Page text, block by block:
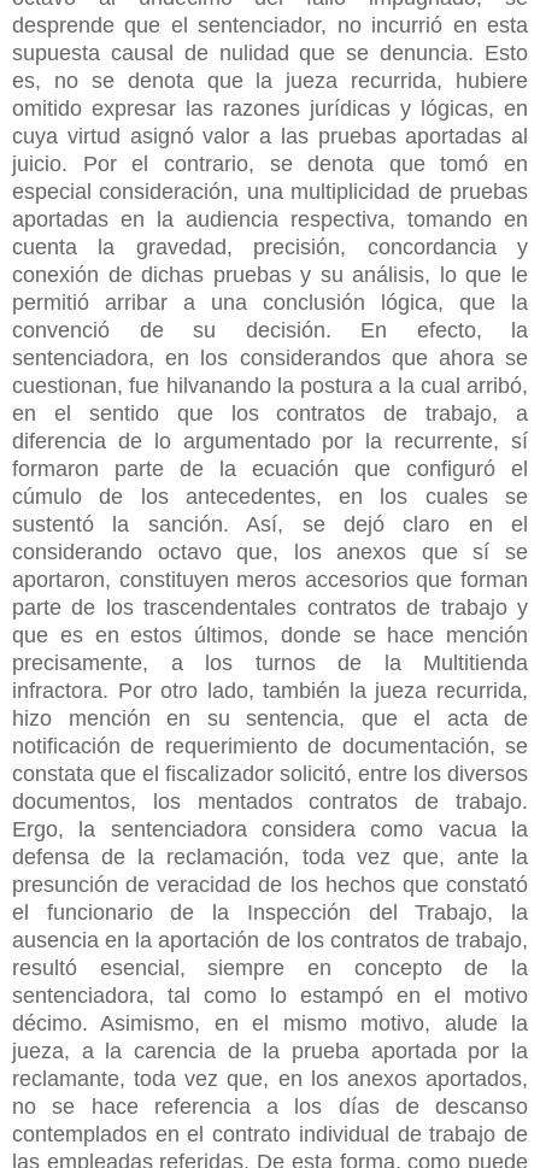
desprende que el sentenciador, no incurrió en esta
supuesta causal de nulidad que se denuncia. Esto
es, no se denota que la jueza recurrida, hubiere
omitido expresar las razones jurídicas y lógicas, en
cuya virtud asignó valor a las pruebas aportadas al
juicio. Por el contrario, se denota que tomó en
especial consideración, una multiplicidad de pruebas
aportadas en la audiencia respectiva, tomando en
cuenta la gravedad, precisión, concordancia y
conexión de dichas pruebas y su análisis, lo que le
permitió arribar a una conclusión lógica, que la
convenció de su decisión. En efecto, la
sentenciadora, en los considerandos que ahora se
cuestionan, fue hilvanando la postura a la cual arribó,
en el sentido que los contratos de trabajo, a
diferencia de lo argumentado por la recurrente, sí
formaron parte de la ecuación que configuró el
cúmulo de los antecedentes, en los cuales se
sustentó la sanción. Así, se dejó claro en el
considerando octavo que, los anexos que sí se
aportaron, constituyen meros accesorios que forman
parte de los trascendentales contratos de trabajo y
que es en estos últimos, donde se hace mención
precisamente, a los turnos de la Multitienda
infractora. Por otro lado, también la jueza recurrida,
hizo mención en su sentencia, que el acta de
notificación de requerimiento de documentación, se
constata que el fiscalizador solicitó, entre los diversos
documentos, los mentados contratos de trabajo.
Ergo, la sentenciadora considera como vacua la
defensa de la reclamación, toda vez que, ante la
presunción de veracidad de los hechos que constató
el funcionario de la Inspección del Trabajo, la
ausencia en la aportación de los contratos de trabajo,
resultó esencial, siempre en concepto de la
sentenciadora, tal como lo estampó en el motivo
décimo. Asimismo, en el mismo motivo, alude la
jueza, a la carencia de la prueba aportada por la
reclamante, toda vez que, en los anexos aportados,
no se hace referencia a los días de descanso
contemplados en el contrato individual de trabajo de
las empleadas referidas. De esta forma, como puede